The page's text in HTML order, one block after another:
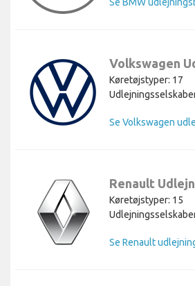
Volkswagen
Køretøjstyper: 17
Se Volkswagen
Renault
Køretøjstyper: 15
Se Renault